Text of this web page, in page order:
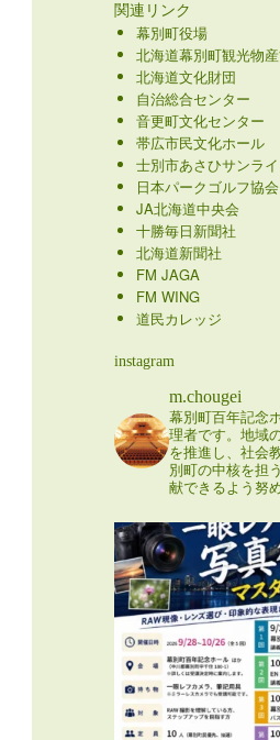
関連リンク
幕別町役場
北海道幕別町観光物
北海道文化財団
自治総合センター
音更町文化センター
帯広市民文化ホール
士別市あさひサンラ
日本パークゴルフ協会
JA北海道中央会
十勝毎日新聞社
北海道新聞社
FM JAGA
FM WING
道民カレッジ
instagram
m.chougei
幕別町百年記念
理者です。地域
を推進し、社会
別町の中核を担
献できるよう努